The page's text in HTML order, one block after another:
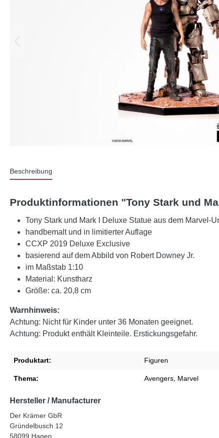
Beschreibung
Produktinformationen "Tony Stark und
Tony Stark und Mark I Deluxe Statue aus dem Marvel-
handbemalt und in limitierter Auflage
CCXP 2019 Deluxe Exclusive
basierend auf dem Abbild von Robert Downey Jr.
im Maßstab 1:10
Material: Kunstharz
Größe: ca. 20,8 cm
Warnhinweis:
Achtung: Nicht für Kinder unter 36 Monaten geeignet.
Achtung: Produkt enthält Kleinteile. Erstickungsgefahr.
Produktart: Figuren
Thema: Avengers , Marvel
Hersteller / Manufacturer
Der Krämer GbR
Gründelbusch 12
58099 Hagen